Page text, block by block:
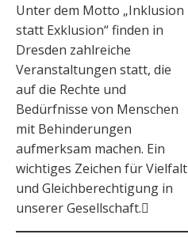
Unter dem Motto „Inklusion
statt Exklusion“ finden in
Dresden zahlreiche
Veranstaltungen statt, die
auf die Rechte und
Bedürfnisse von Menschen
mit Behinderungen
aufmerksam machen. Ein
wichtiges Zeichen für Vielfalt
und Gleichberechtigung in
unserer Gesellschaft.